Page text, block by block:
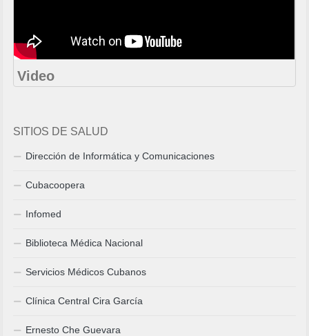
Video
SITIOS DE SALUD
Dirección de Informática y Comunicaciones
Cubacoopera
Infomed
Biblioteca Médica Nacional
Servicios Médicos Cubanos
Clínica Central Cira García
Ernesto Che Guevara